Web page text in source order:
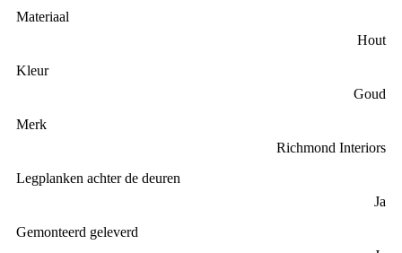
Materiaal
Hout
Kleur
Goud
Merk
Richmond Interiors
Legplanken achter de deuren
Ja
Gemonteerd geleverd